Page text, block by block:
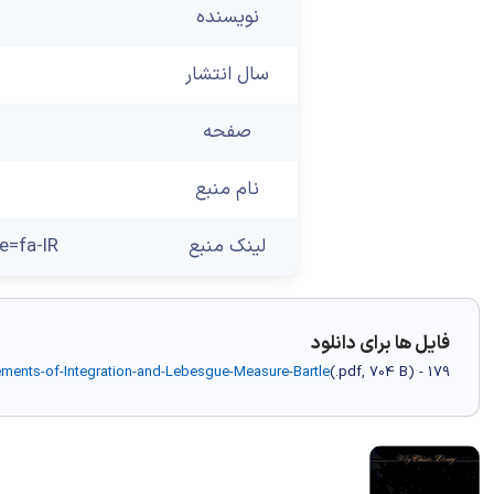
نویسنده
سال انتشار
صفحه
نام منبع
لینک منبع IR
فایل ها برای دانلود
of-Integration-and-Lebesgue-Measure-Bartle(.pdf, 704 B) - 179 دانلود(ها)